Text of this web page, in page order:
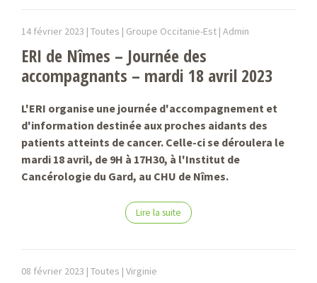
14 février 2023 | Toutes | Groupe Occitanie-Est | Admin
ERI de Nîmes – Journée des
accompagnants – mardi 18 avril 2023
L'ERI organise une journée d'accompagnement et
d'information destinée aux proches aidants des
patients atteints de cancer. Celle-ci se déroulera le
mardi 18 avril, de 9H à 17H30, à l'Institut de
Cancérologie du Gard, au CHU de Nîmes.
Lire la suite
08 février 2023 | Toutes | Virginie